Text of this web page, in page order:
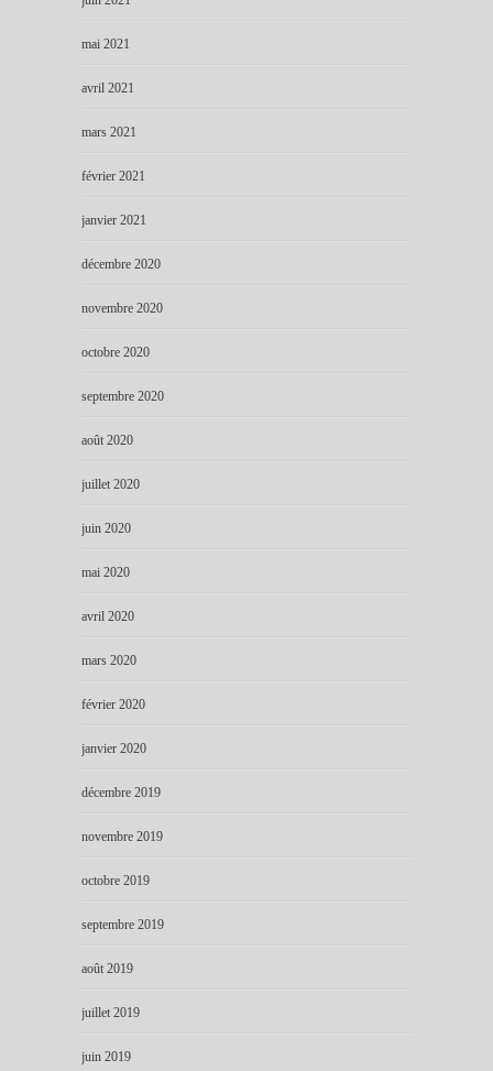
mai 2021
avril 2021
mars 2021
février 2021
janvier 2021
décembre 2020
novembre 2020
octobre 2020
septembre 2020
août 2020
juillet 2020
juin 2020
mai 2020
avril 2020
mars 2020
février 2020
janvier 2020
décembre 2019
novembre 2019
octobre 2019
septembre 2019
août 2019
juillet 2019
juin 2019